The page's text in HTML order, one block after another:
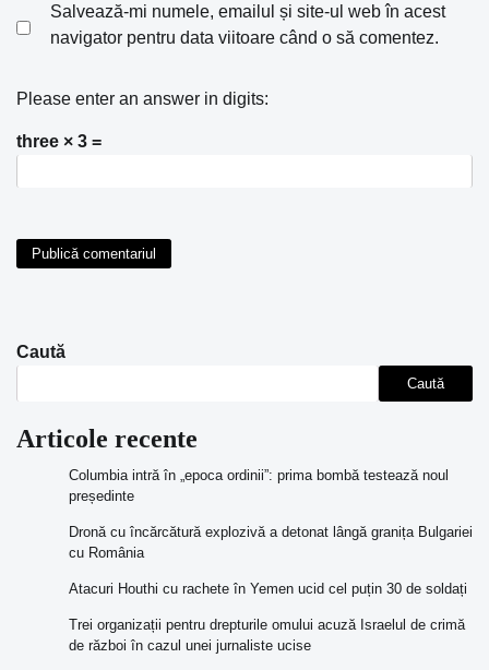
Salvează-mi numele, emailul și site-ul web în acest
navigator pentru data viitoare când o să comentez.
Please enter an answer in digits:
three × 3 =
Caută
Caută
Articole recente
Columbia intră în „epoca ordinii”: prima bombă testează noul
președinte
Dronă cu încărcătură explozivă a detonat lângă granița Bulgariei
cu România
Atacuri Houthi cu rachete în Yemen ucid cel puțin 30 de soldați
Trei organizații pentru drepturile omului acuză Israelul de crimă
de război în cazul unei jurnaliste ucise